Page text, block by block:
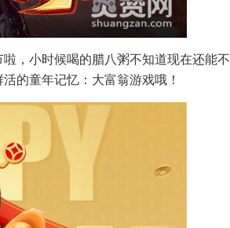
，小时候喝的腊八粥不知道现在还能不
的童年记忆：大富翁游戏哦！